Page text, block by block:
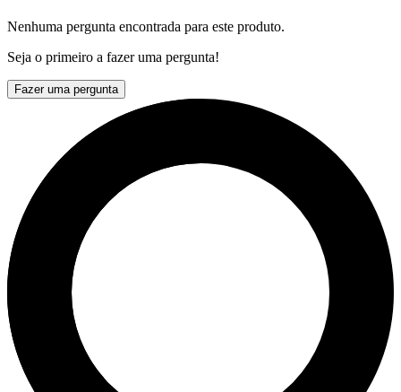
Nenhuma pergunta encontrada para este produto.
Seja o primeiro a fazer uma pergunta!
Fazer uma pergunta